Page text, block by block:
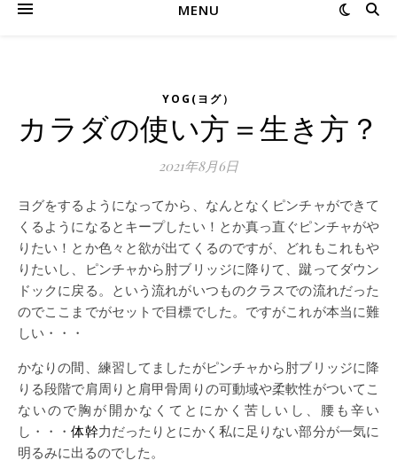
MENU
YOG(ヨグ）
カラダの使い方＝生き方？
2021年8月6日
ヨグをするようになってから、なんとなくピンチャができて
くるようになるとキープしたい！とか真っ直ぐピンチャがや
りたい！とか色々と欲が出てくるのですが、どれもこれもや
りたいし、ピンチャから肘ブリッジに降りて、蹴ってダウン
ドックに戻る。という流れがいつものクラスでの流れだった
のでここまでがセットで目標でした。ですがこれが本当に難
しい・・・
かなりの間、練習してましたがピンチャから肘ブリッジに降
りる段階で肩周りと肩甲骨周りの可動域や柔軟性がついてこ
ないので胸が開かなくてとにかく苦しいし、腰も辛い
し・・・体幹力だったりとにかく私に足りない部分が一気に
明るみに出るのでした。